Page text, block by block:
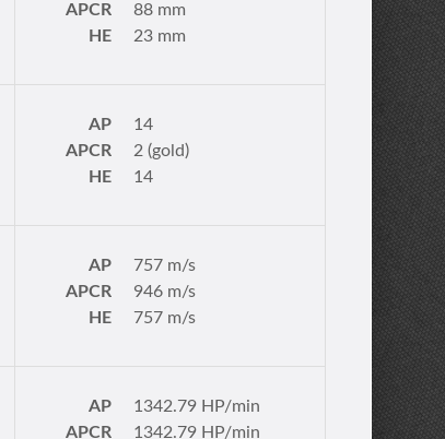
APCR
88 mm
HE
23 mm
AP
14
APCR
2 (gold)
HE
14
AP
757 m/s
APCR
946 m/s
HE
757 m/s
AP
1342.79 HP/min
APCR
1342.79 HP/min